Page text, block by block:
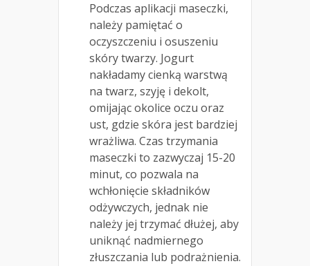
Podczas aplikacji maseczki,
należy pamiętać o
oczyszczeniu i osuszeniu
skóry twarzy. Jogurt
nakładamy cienką warstwą
na twarz, szyję i dekolt,
omijając okolice oczu oraz
ust, gdzie skóra jest bardziej
wrażliwa. Czas trzymania
maseczki to zazwyczaj 15-20
minut, co pozwala na
wchłonięcie składników
odżywczych, jednak nie
należy jej trzymać dłużej, aby
uniknąć nadmiernego
złuszczania lub podrażnienia.